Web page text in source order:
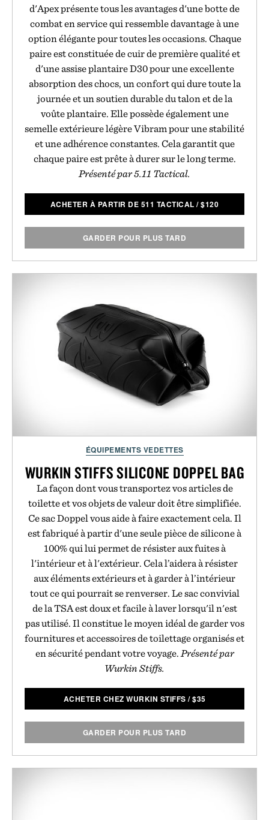
d'Apex présente tous les avantages d'une botte de
combat en service qui ressemble davantage à une
option élégante pour toutes les occasions. Chaque
paire est constituée de cuir de première qualité et
d'une assise plantaire D30 pour une excellente
absorption des chocs, un confort qui dure toute la
journée et un soutien durable du talon et de la
voûte plantaire. Elle possède également une
semelle extérieure légère Vibram pour une stabilité
et une adhérence constantes. Cela garantit que
chaque paire est prête à durer sur le long terme.
Présenté par 5.11 Tactical.
ACHETER À PARTIR DE 511 TACTICAL /$120
GARDER POUR PLUS TARD
ÉQUIPEMENTS VEDETTES
WURKIN STIFFS SILICONE DOPPEL BAG
La façon dont vous transportez vos articles de
toilette et vos objets de valeur doit être simplifiée.
Ce sac Doppel vous aide à faire exactement cela. Il
est fabriqué à partir d'une seule pièce de silicone à
100% qui lui permet de résister aux fuites à
l'intérieur et à l'extérieur. Cela l’aidera à résister
aux éléments extérieurs et à garder à l’intérieur
tout ce qui pourrait se renverser. Le sac convivial
de la TSA est doux et facile à laver lorsqu'il n'est
pas utilisé. Il constitue le moyen idéal de garder vos
fournitures et accessoires de toilettage organisés et
en sécurité pendant votre voyage.Présenté par
Wurkin Stiffs.
ACHETER CHEZ WURKIN STIFFS /$35
GARDER POUR PLUS TARD